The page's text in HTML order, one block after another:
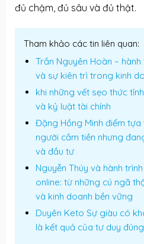
đủ chậm, đủ sâu và đủ thật.
Tham khảo các tin liên quan:
Trần Nguyên Hoàn –
và sự kiên trì trong kinh
khi những vết sẹo thức
và kỷ luật tài chính
Đặng Hồng Minh điểm
người cầm tiền nhưng
và đầu tư
Nguyễn Thúy và hành
online: từ những cú ngã
và kinh doanh bền vững
Duyên Keto Sự giàu có
là kết quả của tư duy đúng